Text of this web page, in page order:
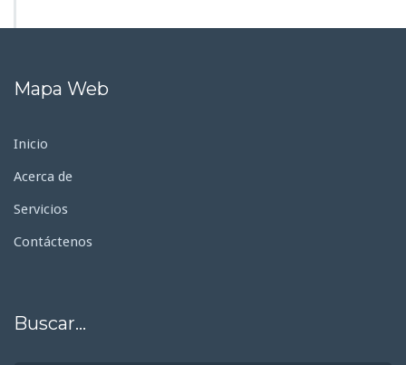
Mapa Web
Inicio
Acerca de
Servicios
Contáctenos
Buscar…